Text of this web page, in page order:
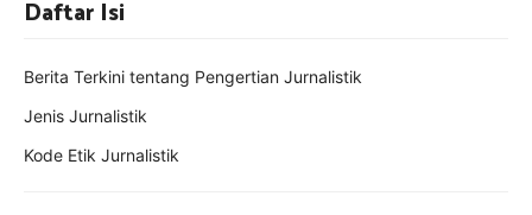
Daftar Isi
Berita Terkini tentang Pengertian Jurnalistik
Jenis Jurnalistik
Kode Etik Jurnalistik